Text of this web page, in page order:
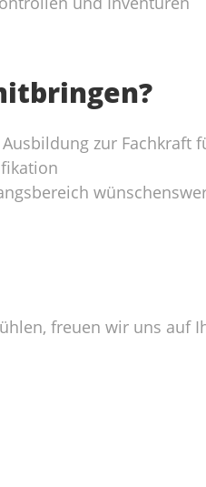
zur Fachkraft
freuen wir uns auf